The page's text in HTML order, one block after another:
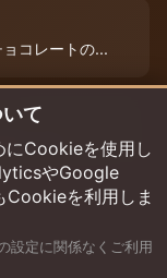
コレートの...
彩ります。チ...
て
にCookieを使用し
やGoogle
Cookieを利用しま
設定に関係なくご利用